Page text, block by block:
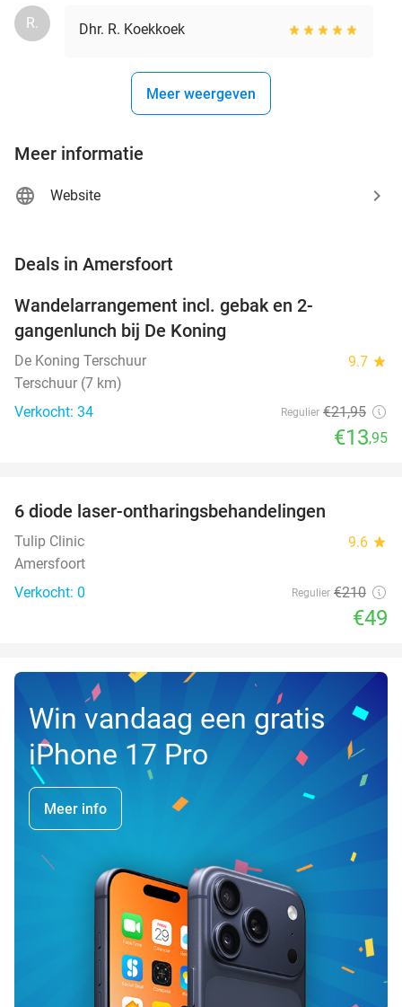
R. Dhr. R. Koekkoek
Meer weergeven
Meer informatie
Website
Deals in Amersfoort
TODAY
Wandelarrangement incl. gebak en 2-
gangenlunch bij De Koning
De Koning Terschuur 9.7 star
Terschuur (7 km)
Verkocht: 34
Regulier €21,95
€13,95
TODAY
6 diode laser-ontharingsbehandelingen
Tulip Clinic 9.6 star
Amersfoort
Verkocht: 0
Regulier €210
€49
Win vandaag een gratis
iPhone 17 Pro
Meer info